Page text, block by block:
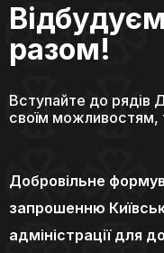
разом!
Вступайте до рядів
своїм
Добровільне
запрошенню
адміністрації для